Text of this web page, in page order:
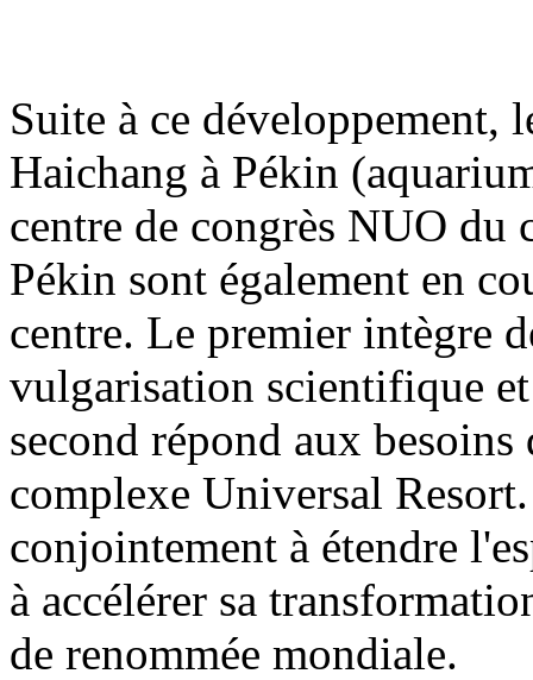
Suite à ce développement,
Haichang à Pékin
centre de congrès NUO du
Pékin sont également en
centre. Le premier intègre
vulgarisation scientifique
second répond aux
complexe Universal
conjointement à étendre
à accélérer sa
de renommée mondiale.